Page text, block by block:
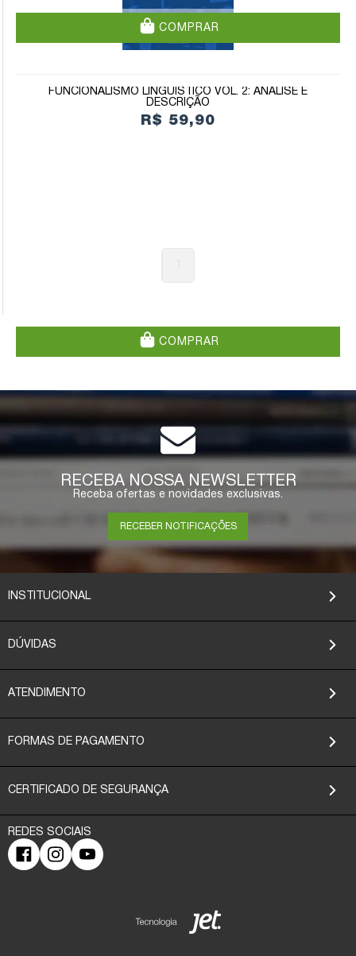
COMPRAR
FUNCIONALISMO LINGUÍSTICO VOL. 2: ANÁLISE E
DESCRIÇÃO
R$ 59,90
COMPRAR
RECEBA NOSSA NEWSLETTER
Receba ofertas e novidades exclusivas.
RECEBER NOTIFICAÇÕES
INSTITUCIONAL
DÚVIDAS
ATENDIMENTO
FORMAS DE PAGAMENTO
CERTIFICADO DE SEGURANÇA